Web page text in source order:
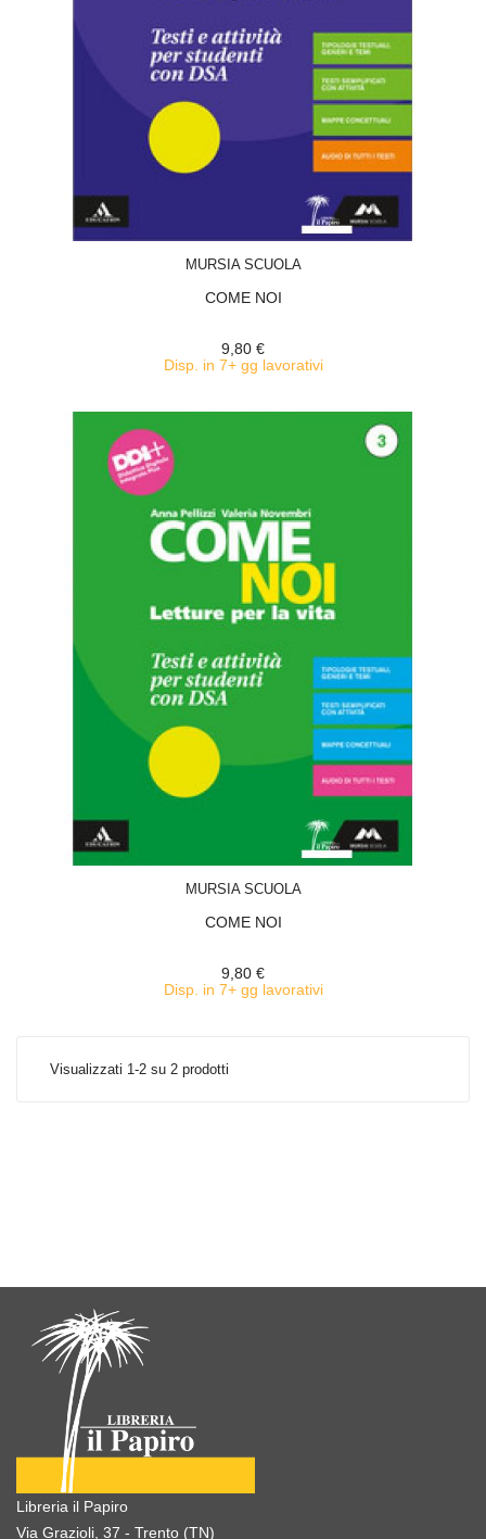
MURSIA SCUOLA
COME NOI
9,80 €
Disp. in 7+ gg lavorativi
MURSIA SCUOLA
COME NOI
9,80 €
Disp. in 7+ gg lavorativi
Visualizzati 1-2 su 2 prodotti
Libreria il Papiro
Via Grazioli, 37 - Trento (TN)